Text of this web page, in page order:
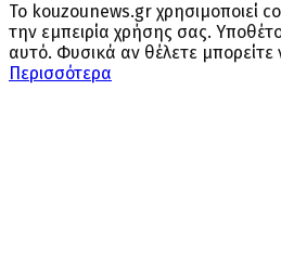
Το kouzounews.gr χρησιμοποιεί
την εμπειρία χρήσης σας.
αυτό. Φυσικά αν θέλετε μπορείτε
Περισσότερα